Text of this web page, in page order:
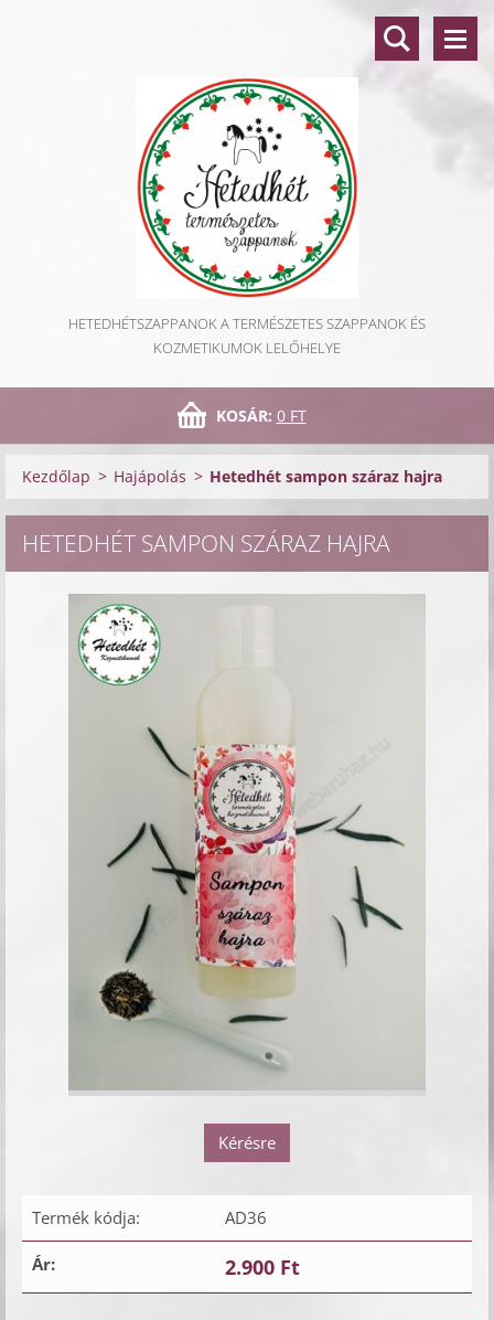
HETEDHÉTSZAPPANOK A TERMÉSZETES SZAPPANOK ÉS
KOZMETIKUMOK LELŐHELYE
KOSÁR: 0 FT
Kezdőlap > Hajápolás > Hetedhét sampon száraz hajra
HETEDHÉT SAMPON SZÁRAZ HAJRA
Kérésre
Termék kódja: AD36
Ár: 2.900 Ft